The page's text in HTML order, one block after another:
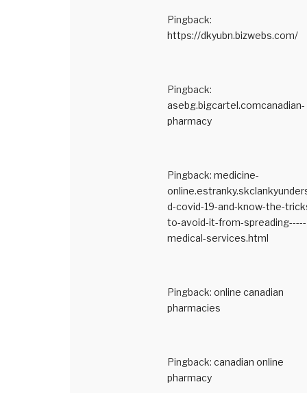
Pingback:
https://dkyubn.bizwebs.com/
Pingback:
asebg.bigcartel.comcanadian-
pharmacy
Pingback: medicine-
d-covid-19-and-know-the-
to-avoid-it-from-spreading-----
medical-services.html
Pingback: online canadian
pharmacies
Pingback: canadian online
pharmacy